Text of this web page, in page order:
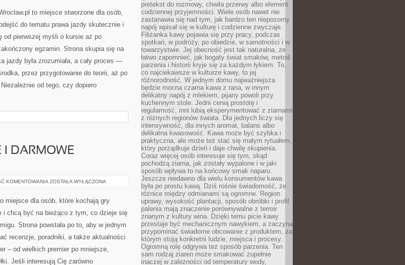
to miejsce stworzone dla osób,
do tematu prawa jazdy skutecznie i
od pierwszej myśli o kursie aż po
egzamin. Strona skupia się na
jazdy była zrozumiała, a cały proces —
przez przygotowanie do teorii, aż po
od tego, czy dopiero
I DARMOWE
KOMENTOWANIA PROMOCJE,
DARMOWE
WEEKENDY
ZOSTAŁA WYŁĄCZONA
miejsce dla osób, które kochają gry
i chcą być na bieżąco z tym, co dzieje się
Strona powstała po to, aby w jednym
recenzje, poradniki, a także aktualności
– od wielkich premier po mniejsze,
Jeśli interesują Cię zarówno
pretekst do rozmowy, chwila przerwy albo element
codziennej przyjemności. Wiele osób nawet nie
zastanawia się nad tym, jak bardzo ten niepozorny
napój wpisał się w kulturę i codzienne zwyczaje.
Filiżanka kawy pojawia się przy pracy, podczas
spotkań, w podróży, po obiedzie, w samotności i w
towarzystwie. Jej obecność jest tak naturalna, że
łatwo zapomnieć, jak bogaty świat smaków, metod
parzenia i historii kryje się za każdym łykiem. To,
co najciekawsze w kulturze kawy, to jej
różnorodność. W jednym domu najważniejsza
będzie mocna czarna kawa z rana, w innym
delikatny napój z mlekiem, pijany powoli przy
kuchennym stole. Jedni cenią prostotę i
regularność, inni lubią eksperymentować z ziarnami
z różnych regionów świata. Dla jednych liczy się
intensywność, dla innych aromat, balans albo
delikatna kwasowość. Kawa może być szybka i
praktyczna, ale może też stać się małym rytuałem,
który porządkuje dzień i daje chwilę skupienia.
Coraz więcej osób interesuje się tym, skąd
pochodzą ziarna, jak zostały wypalone i w jaki
sposób wpływa to na końcowy smak naparu.
Jeszcze niedawno dla wielu konsumentów kawa
była po prostu kawą. Dziś rośnie świadomość, że
różnice między odmianami są ogromne. Region
uprawy, wysokość plantacji, sposób obróbki i profil
palenia mają znaczenie porównywalne z terroir
znanym z kultury wina. Dzięki temu picie kawy
przestaje być mechanicznym nawykiem, a zaczyna
przypominać świadome obcowanie z produktem, za
którym stoją konkretni ludzie, miejsca i procesy.
Ogromną rolę odgrywa też sposób parzenia. Ten
sam rodzaj ziaren może smakować zupełnie
inaczej w zależności od temperatury wody,